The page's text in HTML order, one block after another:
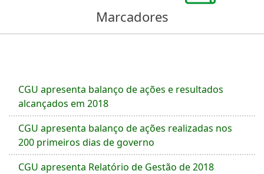
Marcadores
CGU apresenta balanço de ações e resultados
alcançados em 2018
CGU apresenta balanço de ações realizadas nos
200 primeiros dias de governo
CGU apresenta Relatório de Gestão de 2018